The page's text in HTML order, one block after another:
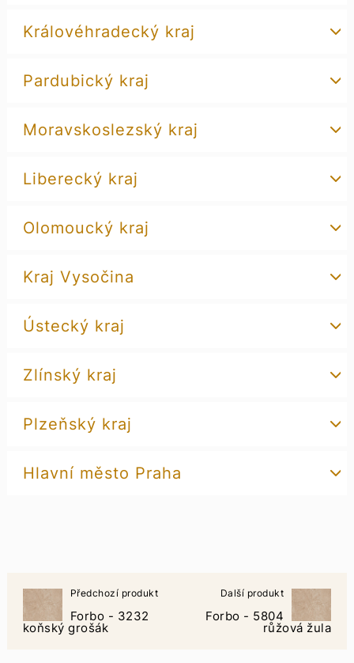
Královéhradecký kraj
Pardubický kraj
Moravskoslezský kraj
Liberecký kraj
Olomoucký kraj
Kraj Vysočina
Ústecký kraj
Zlínský kraj
Plzeňský kraj
Hlavní město Praha
Předchozí produkt
Forbo - 3232
koňský grošák
Další produkt
Forbo - 5804
růžová žula